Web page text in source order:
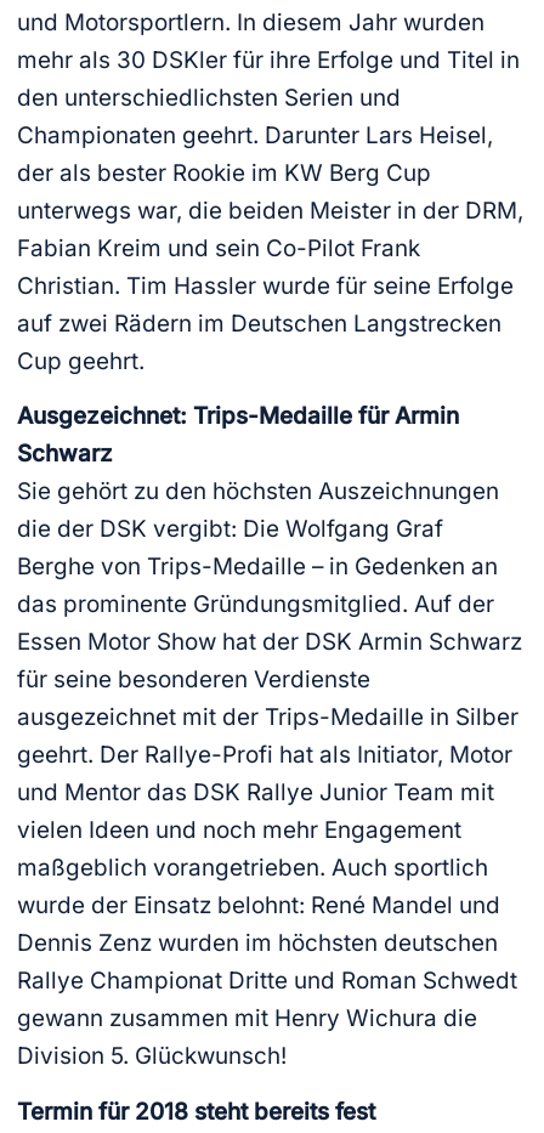
und Motorsportlern. In diesem Jahr wurden
mehr als 30 DSKler für ihre Erfolge und Titel in
den unterschiedlichsten Serien und
Championaten geehrt. Darunter Lars Heisel,
der als bester Rookie im KW Berg Cup
unterwegs war, die beiden Meister in der DRM,
Fabian Kreim und sein Co-Pilot Frank
Christian. Tim Hassler wurde für seine Erfolge
auf zwei Rädern im Deutschen Langstrecken
Cup geehrt.
Ausgezeichnet: Trips-Medaille für Armin
Schwarz
Sie gehört zu den höchsten Auszeichnungen
die der DSK vergibt: Die Wolfgang Graf
Berghe von Trips-Medaille – in Gedenken an
das prominente Gründungsmitglied. Auf der
Essen Motor Show hat der DSK Armin Schwarz
für seine besonderen Verdienste
ausgezeichnet mit der Trips-Medaille in Silber
geehrt. Der Rallye-Profi hat als Initiator, Motor
und Mentor das DSK Rallye Junior Team mit
vielen Ideen und noch mehr Engagement
maßgeblich vorangetrieben. Auch sportlich
wurde der Einsatz belohnt: René Mandel und
Dennis Zenz wurden im höchsten deutschen
Rallye Championat Dritte und Roman Schwedt
gewann zusammen mit Henry Wichura die
Division 5. Glückwunsch!
Termin für 2018 steht bereits fest